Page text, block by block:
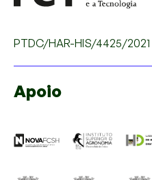
PTDC/HAR-HIS/4425/2021
Apoio